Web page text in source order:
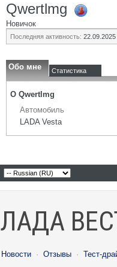
Qwertlmg
Новичок
Последняя активность: 22.09.2025
Обо мне Статистика
О Qwertlmg
Автомобиль
LADA Vesta
ЛАДА
Новости · Отзывы · Тест-